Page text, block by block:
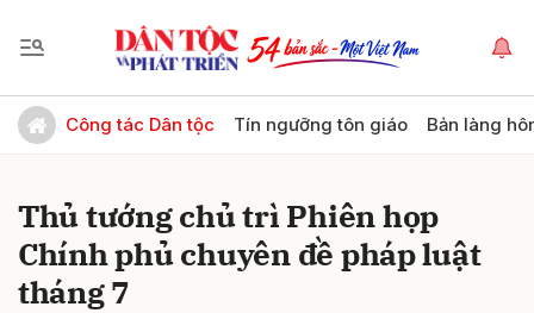
Công tác Dân tộc Tín ngưỡng tôn giáo Bản làng
Thủ tướng chủ trì Phiên họp
Chính phủ chuyên đề pháp luật
tháng 7
Gửi bình luận